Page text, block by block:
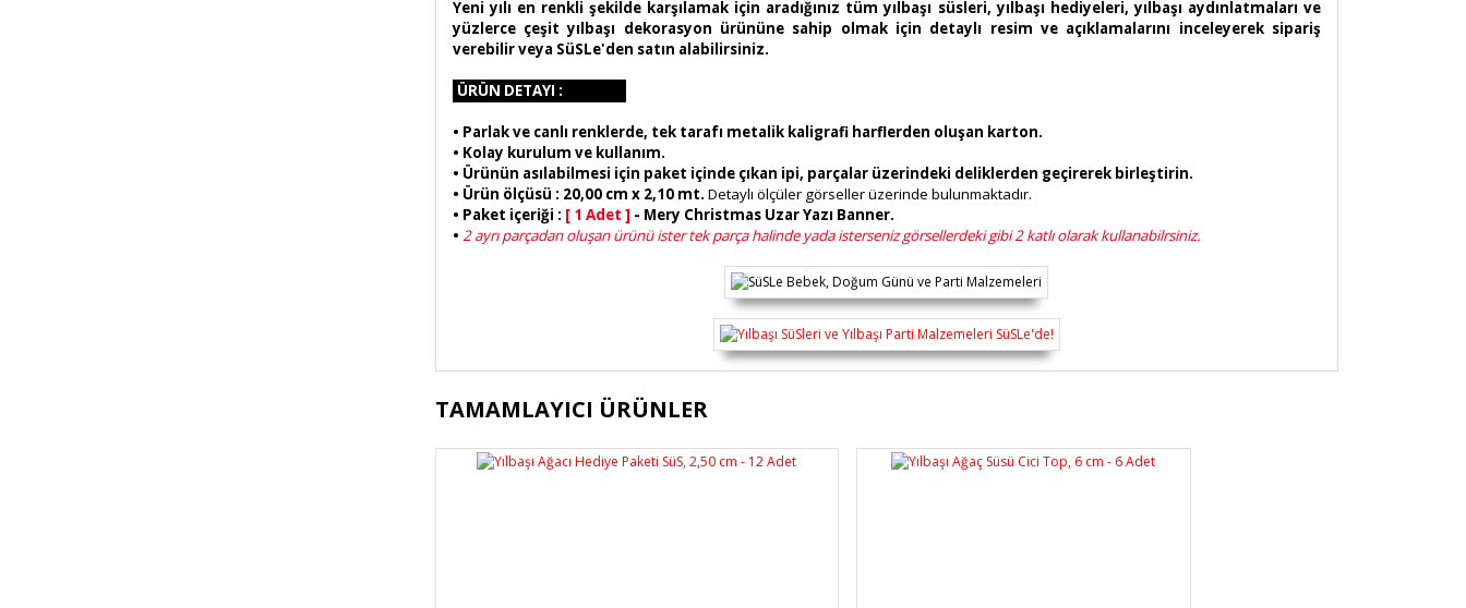
Yeni yılı en renkli şekilde karşılamak için aradığınız tüm yılbaşı süsleri, yılbaşı hediyeleri, yılbaşı aydınlatmaları ve
yüzlerce çeşit yılbaşı dekorasyon ürününe sahip olmak için detaylı resim ve açıklamalarını inceleyerek sipariş
verebilir veya SüSLe'den satın alabilirsiniz.
ÜRÜN DETAYI :
• Parlak ve canlı renklerde, tek tarafı metalik kaligrafi harflerden oluşan karton.
• Kolay kurulum ve kullanım.
• Ürünün asılabilmesi için paket içinde çıkan ipi, parçalar üzerindeki deliklerden geçirerek birleştirin.
• Ürün ölçüsü : 20,00 cm x 2,10 mt. Detaylı ölçüler görseller üzerinde bulunmaktadır.
• Paket içeriği : [ 1 Adet ] - Mery Christmas Uzar Yazı Banner.
• 2 ayrı parçadan oluşan ürünü ister tek parça halinde yada isterseniz görsellerdeki gibi 2 katlı olarak kullanabilrsiniz.
Bu ürünün fiyat bilgisi, resim, ürün açıklamalarında ve diğer konularda yetersiz gördüğünüz noktaları öneri formunu
kullanarak tarafımıza iletebilirsiniz.
TAMAMLAYICI ÜRÜNLER